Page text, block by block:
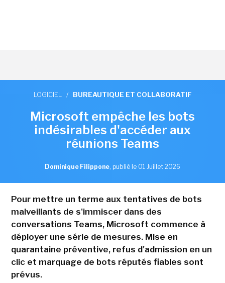
LOGICIEL / BUREAUTIQUE ET COLLABORATIF
Microsoft empêche les bots
indésirables d'accéder aux
réunions Teams
Dominique Filippone, publié le 01 Juillet 2026
Pour mettre un terme aux tentatives de bots
malveillants de s'immiscer dans des
conversations Teams, Microsoft commence à
déployer une série de mesures. Mise en
quarantaine préventive, refus d'admission en un
clic et marquage de bots réputés fiables sont
prévus.